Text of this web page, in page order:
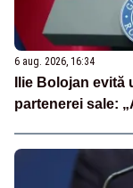
6 aug. 2026, 16:34
Ilie Bolojan
partenerei sale: